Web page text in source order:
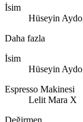
İsim
Hüseyin
Daha fazla
İsim
Hüseyin
Espresso Makinesi
Lelit Mara X